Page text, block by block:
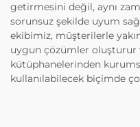
getirmesini değil, aynı
sorunsuz şekilde uyum
ekibimiz, müşterilerle
uygun çözümler oluşturur
kütüphanelerinden
kullanılabilecek biçimde